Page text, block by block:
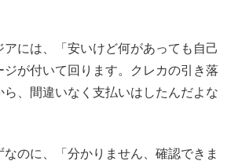
には、「安いけど何があっても自己
が付いて回ります。クレカの引き落
ら、間違いなく支払いはしたんだよな
のに、「分かりません、確認できま